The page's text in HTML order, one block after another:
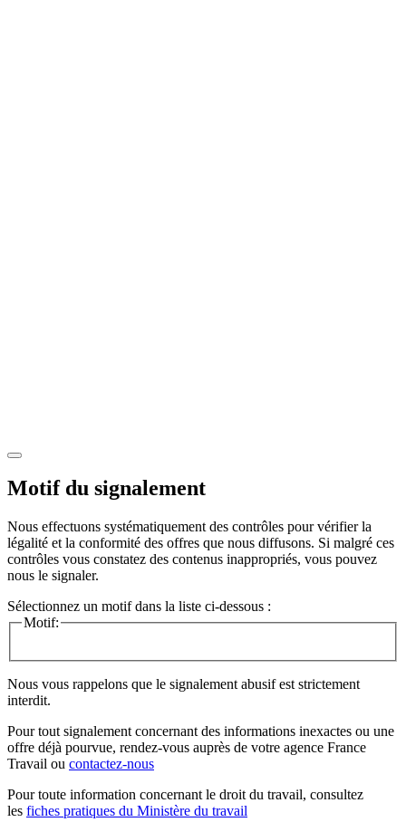
Motif du signalement
Nous effectuons systématiquement des contrôles pour vérifier la
légalité et la conformité des offres que nous diffusons. Si malgré ces
contrôles vous constatez des contenus inappropriés, vous pouvez
nous le signaler.
Sélectionnez un motif dans la liste ci-dessous :
Motif:
Nous vous rappelons que le signalement abusif est strictement
interdit.
Pour tout signalement concernant des informations inexactes ou une
offre déjà pourvue, rendez-vous auprès de votre agence France
Travail ou contactez-nous
Pour toute information concernant le droit du travail, consultez
les fiches pratiques du Ministère du travail